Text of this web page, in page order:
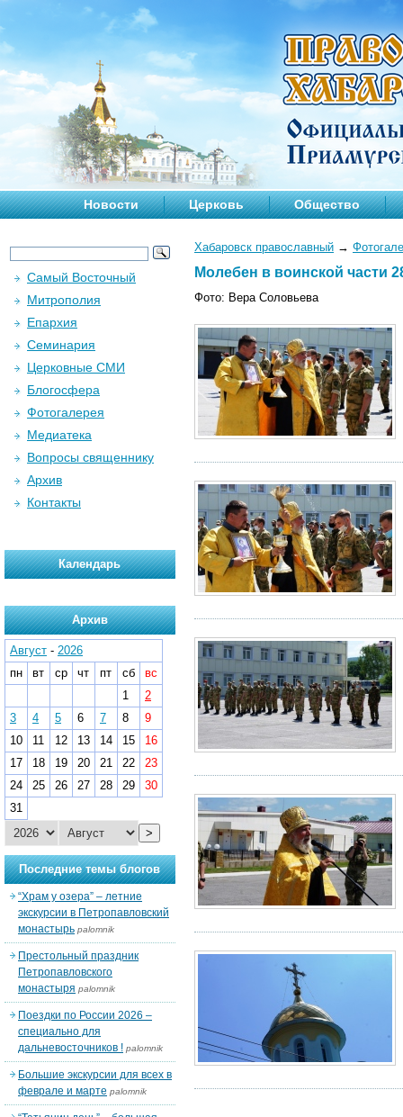
Новости Церковь Общество
Хабаровск православный →
Молебен в воинской части
Фото: Вера Соловьева
Самый Восточный
Митрополия
Епархия
Семинария
Церковные СМИ
Блогосфера
Фотогалерея
Медиатека
Вопросы священнику
Архив
Контакты
Календарь
Архив
Август - 2026
пн
вт ср чт пт сб
вс
1
2
3
4 5 6 7 8
9
10
11 12 13 14 15
16
17
18 19 20 21 22
23
24
25 26 27 28 29
30
31
>
Последние темы блогов
“Храм у озера” – летние
экскурсии в Петропавловский
монастырь palomnik
Престольный праздник
Петропавловского
монастыря palomnik
Поездки по России 2026 –
специально для
дальневосточников ! palomnik
Большие экскурсии для всех в
феврале и марте palomnik